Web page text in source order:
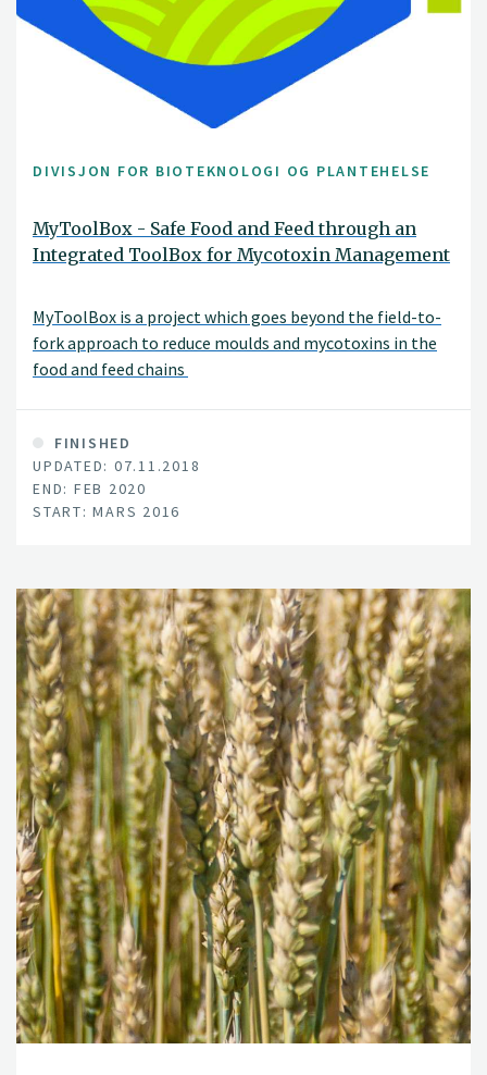
DIVISJON FOR BIOTEKNOLOGI OG PLANTEHELSE
MyToolBox - Safe Food and Feed through an
Integrated ToolBox for Mycotoxin Management
MyToolBox is a project which goes beyond the field-to-
fork approach to reduce moulds and mycotoxins in the
food and feed chains
FINISHED
UPDATED: 07.11.2018
END: FEB 2020
START: MARS 2016